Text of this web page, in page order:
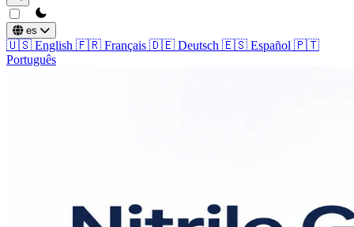
theme switcher
es
🇺🇸 English 🇫🇷 Français 🇩🇪 Deutsch 🇪🇸 Español 🇵🇹
Português